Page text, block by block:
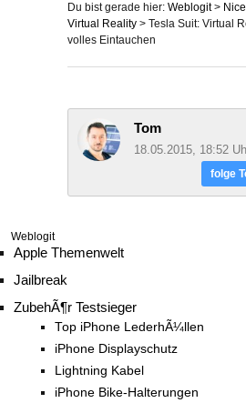
Du bist gerade hier: Weblogit>
Virtual Reality > Tesla Suit: Virtual
volles Eintauchen
Tom
18.05.2015, 18:52
folge
Weblogit
Apple Themenwelt
Jailbreak
ZubehÃ¶r Testsieger
Top iPhone LederhÃ¼llen
iPhone Displayschutz
Lightning Kabel
iPhone Bike-Halterungen